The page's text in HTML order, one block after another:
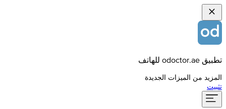
تطبيق odoctor.ae للهاتف
المزيد من الميزات الجديدة
تثبيت